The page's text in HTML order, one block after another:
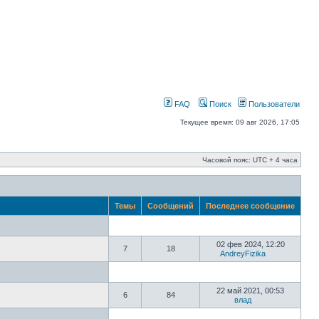
FAQ Поиск Пользователи
Текущее время: 09 авг 2026, 17:05
Часовой пояс: UTC + 4 часа
Темы Сообщений Последнее сообщение
7 18
02 фев 2024, 12:20
AndreyFizika
6 84
22 май 2021, 00:53
влад